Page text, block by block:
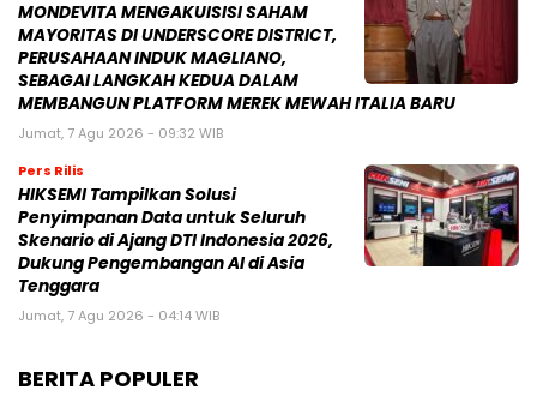
MONDEVITA MENGAKUISISI SAHAM
MAYORITAS DI UNDERSCORE DISTRICT,
PERUSAHAAN INDUK MAGLIANO,
SEBAGAI LANGKAH KEDUA DALAM
MEMBANGUN PLATFORM MEREK MEWAH ITALIA BARU
Jumat, 7 Agu 2026 - 09:32 WIB
Pers Rilis
HIKSEMI Tampilkan Solusi
Penyimpanan Data untuk Seluruh
Skenario di Ajang DTI Indonesia 2026,
Dukung Pengembangan AI di Asia
Tenggara
Jumat, 7 Agu 2026 - 04:14 WIB
BERITA POPULER